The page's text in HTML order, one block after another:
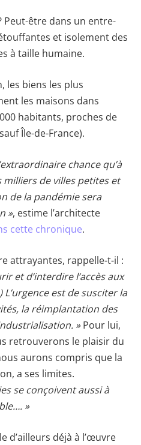
Peut-être dans un entre-
et isolement des
à taille humaine.
les biens les plus
les maisons dans
habitants, proches de
Île-de-France).
chance qu’à
milliers de villes petites et
de la pandémie sera
», estime l’architecte
cette chronique.
attrayantes, rappelle-t-il :
et d’interdire l’accès aux
est de susciter la
la réimplantation des
»Pour lui,
retrouverons le plaisir du
aurons compris que la
a ses limites.
se conçoivent aussi à
»
d’ailleurs déjà à l’œuvre